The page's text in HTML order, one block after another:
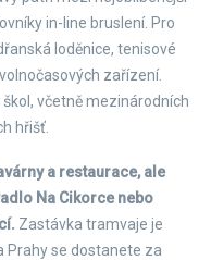
in-line bruslení. Pro
loděnice, tenisové
zařízení.
včetně mezinárodních
hřišť.
a restaurace, ale
Na Cikorce nebo
Zastávka tramvaje je
Prahy se dostanete za